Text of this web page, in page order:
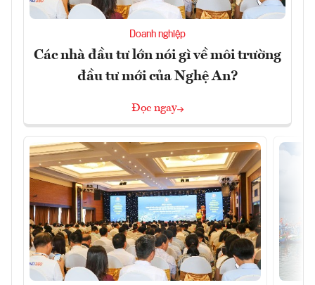
Doanh nghiệp
Các nhà đầu tư lớn nói gì về môi trường
đầu tư mới của Nghệ An?
Đọc ngay